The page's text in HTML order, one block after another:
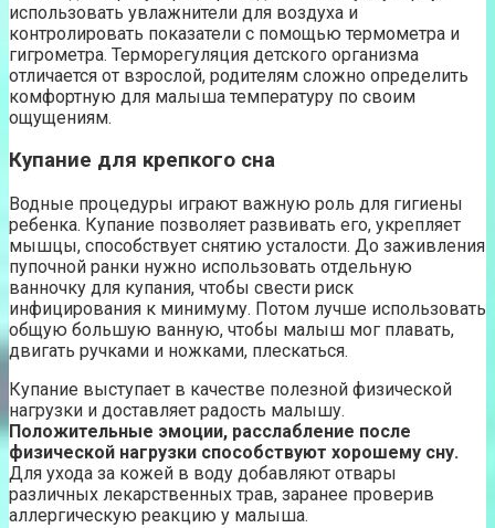
использовать увлажнители для воздуха и
контролировать показатели с помощью термометра и
гигрометра. Терморегуляция детского организма
отличается от взрослой, родителям сложно определить
комфортную для малыша температуру по своим
ощущениям.
Купание для крепкого сна
Водные процедуры играют важную роль для гигиены
ребенка. Купание позволяет развивать его, укрепляет
мышцы, способствует снятию усталости. До заживления
пупочной ранки нужно использовать отдельную
ванночку для купания, чтобы свести риск
инфицирования к минимуму. Потом лучше использовать
общую большую ванную, чтобы малыш мог плавать,
двигать ручками и ножками, плескаться.
Купание выступает в качестве полезной физической
нагрузки и доставляет радость малышу.
Положительные эмоции, расслабление после
физической нагрузки способствуют хорошему сну.
Для ухода за кожей в воду добавляют отвары
различных лекарственных трав, заранее проверив
аллергическую реакцию у малыша.